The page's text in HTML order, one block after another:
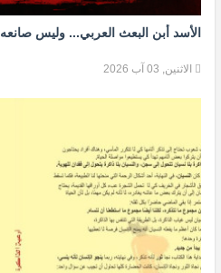
الأسد أبن البعث العربي... وليس صانعه
الاثنين, 03 آب 2026